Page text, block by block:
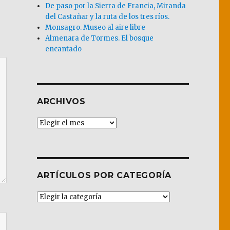
De paso por la Sierra de Francia, Miranda
del Castañar y la ruta de los tres ríos.
Monsagro. Museo al aire libre
Almenara de Tormes. El bosque
encantado
ARCHIVOS
Archivos
ARTÍCULOS POR CATEGORÍA
Artículos